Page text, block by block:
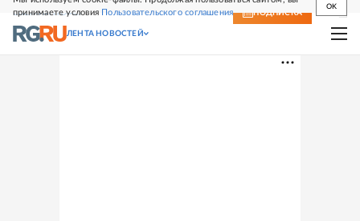
принимаете условия Пользовательского соглашения
OK
СВЕЖИЙ НОМЕР ПОДПИСКА
ЛЕНТА НОВОСТЕЙ